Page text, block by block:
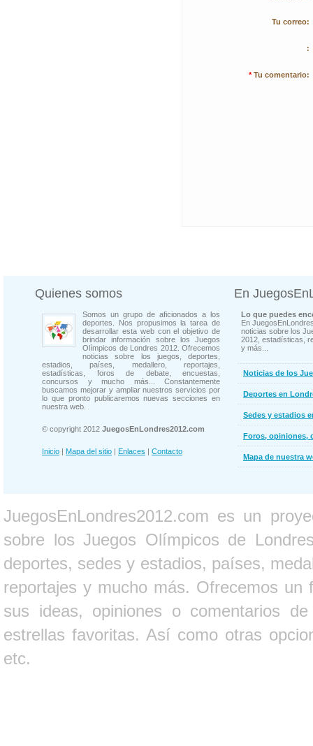
Tu correo:
:
* Tu comentario:
Quienes somos
Somos un grupo de aficionados a los
deportes. Nos propusimos la tarea de
desarrollar esta web con el objetivo de
brindar información sobre los Juegos
Olímpicos de Londres 2012. Ofrecemos
noticias sobre los juegos, deportes,
estadios, países, medallero, reportajes,
estadísticas, foros de debate, encuestas,
concursos y mucho más... Constantemente
buscamos mejorar y ampliar nuestros servicios por
lo que pronto publicaremos nuevas secciones en
nuestra web.
© copyright 2012 JuegosEnLondres2012.com
Inicio | Mapa del sitio | Enlaces | Contacto
En
Lo que puedes
En
noticias sobre los
2012, estadísticas,
y más...
Noticias de los
Deportes en
Sedes y estadios
Foros, opiniones,
Mapa de nuestra
JuegosEnLondres2012.com es un
sobre los Juegos Olímpicos de
deportes, sedes y estadios, países,
reportajes y mucho más. Ofrecemos un
sus ideas, opiniones o comentarios
estrellas favoritas. Así como otras
etc.